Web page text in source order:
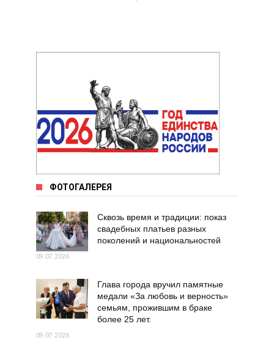
ФОТОГАЛЕРЕЯ
Сквозь время и традиции: показ
свадебных платьев разных
поколений и национальностей
09.07.2026
Глава города вручил памятные
медали «За любовь и верность»
семьям, прожившим в браке
более 25 лет.
09.07.2026